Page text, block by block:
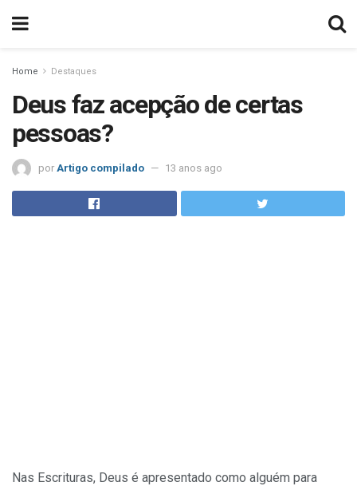
Home Destaques
Deus faz acepção de certas
pessoas?
por Artigo compilado 13 anos ago
Nas Escrituras, Deus é apresentado como alguém para